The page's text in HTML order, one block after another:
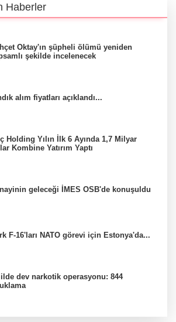
Haberler
Oktay'ın şüpheli ölümü yeniden
şekilde incelenecek
alım fiyatları açıklandı...
Holding Yılın İlk 6 Ayında 1,7 Milyar
Kombine Yatırım Yaptı
geleceği İMES OSB'de konuşuldu
F-16'ları NATO görevi için Estonya'da...
dev narkotik operasyonu: 844